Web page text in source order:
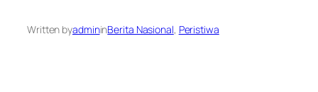
Written byadmininBerita Nasional, Peristiwa